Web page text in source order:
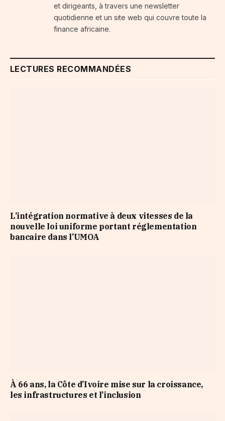
et dirigeants, à travers une newsletter
quotidienne et un site web qui couvre toute la
finance africaine.
LECTURES RECOMMANDÉES
L’intégration normative à deux vitesses de la
nouvelle loi uniforme portant réglementation
bancaire dans l’UMOA
À 66 ans, la Côte d’Ivoire mise sur la croissance,
les infrastructures et l’inclusion